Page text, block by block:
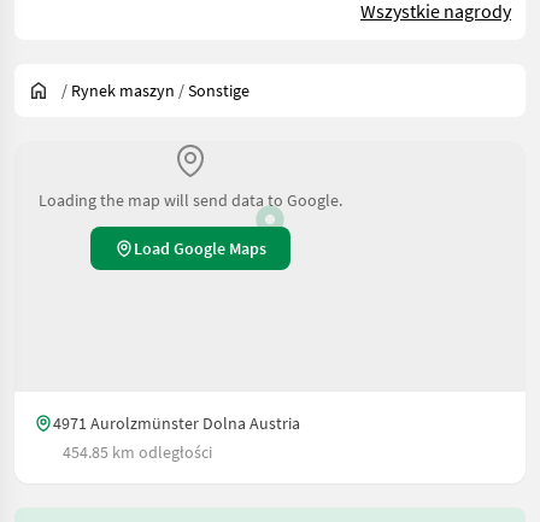
Wszystkie nagrody
/ Rynek maszyn /Sonstige
Loading the map will send data to Google.
Load Google Maps
4971 Aurolzmünster Dolna Austria
454.85 km odległości